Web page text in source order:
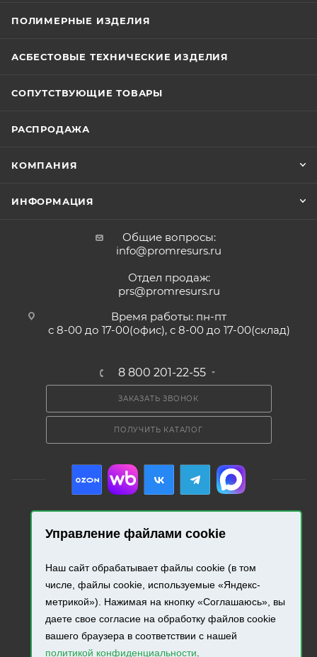
Управление файлами cookie
Наш сайт обрабатывает файлы cookie (в том
числе, файлы cookie, используемые «Яндекс-
метрикой»). Нажимая на кнопку «Соглашаюсь», вы
даете свое согласие на обработку файлов cookie
вашего браузера в соответствии с нашей
политикой конфиденциальности.
ПОЛИМЕРНЫЕ ИЗДЕЛИЯ
АСБЕСТОВЫЕ ТЕХНИЧЕСКИЕ ИЗДЕЛИЯ
СОПУТСТВУЮЩИЕ ТОВАРЫ
РАСПРОДАЖА
КОМПАНИЯ
ИНФОРМАЦИЯ
Общие вопросы:
info@promresurs.ru
Отдел продаж:
prs@promresurs.ru
Время работы: пн-пт
с 8-00 до 17-00(офис), с 8-00 до 17-00(склад)
8 800 201-22-55
ЗАКАЗАТЬ ЗВОНОК
ПОЛУЧИТЬ КАТАЛОГ
2026 © «Промресурс». Все права защищены.
Разработка и продвижение сайта.